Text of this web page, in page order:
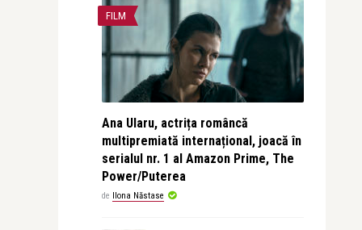
FILM
Ana Ularu, actrița româncă
multipremiată internațional, joacă în
serialul nr. 1 al Amazon Prime, The
Power/Puterea
de Ilona Năstase